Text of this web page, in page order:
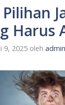
Pilihan
Harus
9, 2025 oleh admin